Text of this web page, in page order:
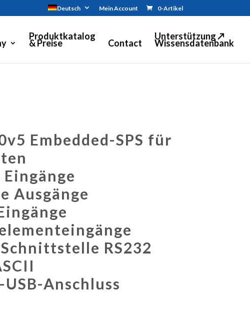
Deutsch Mein Account 0-Artikel
Produktkatalog
& Preise Contact
Unterstützung ↗
Wissensdatenbank
Embedded-SPS für
Ausgänge
RS232
Anschluss